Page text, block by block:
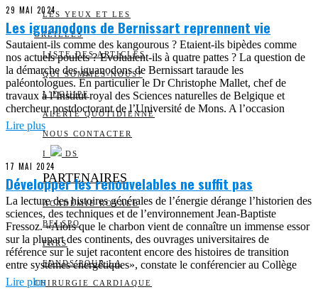
LES YEUX ET LES
OREILLES
LISTE DES ARTICLES
QUI SOMMES-NOUS?
L’ÉQUIPE
ALERTE QUOTIDIENNE
NOUS CONTACTER
I DS
PARTENAIRES
ACADÉMIE ROYALE
BELSPO
FNRS
FONDS POUR LA
CHIRURGIE CARDIAQUE
29 MAI 2024
Les iguanodons de Bernissart reprennent vie
Sautaient-ils comme des kangourous ? Etaient-ils bipèdes comme
nos actuels poulets ? Evoluaient-ils à quatre pattes ? La question de
la démarche des iguanodons de Bernissart taraude les
paléontologues. En particulier le Dr Christophe Mallet, chef de
travaux à l’Institut royal des Sciences naturelles de Belgique et
chercheur postdoctorant de l’Université de Mons. A l’occasion
Lire plus
17 MAI 2024
Développer les renouvelables ne suffit pas
La lecture des histoires générales de l’énergie dérange l’historien des
sciences, des techniques et de l’environnement Jean-Baptiste
Fressoz. «Alors que le charbon vient de connaître un immense essor
sur la plupart des continents, des ouvrages universitaires de
référence sur le sujet racontent encore des histoires de transition
entre systèmes énergétiques», constate le conférencier au Collège
Lire plus